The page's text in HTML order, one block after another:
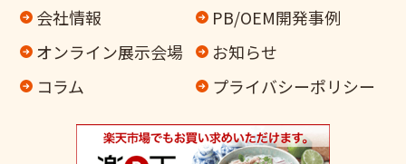
会社情報
PB/OEM開発事例
オンライン展示会場
お知らせ
コラム
プライバシーポリシー